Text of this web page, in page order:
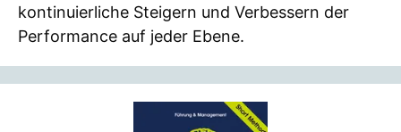
kontinuierliche Steigern und Verbessern der
Performance auf jeder Ebene.